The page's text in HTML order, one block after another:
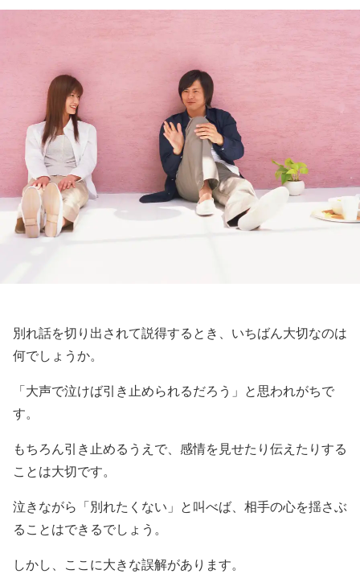
別れ話を切り出されて説得するとき、いちばん大切なのは
何でしょうか。
「大声で泣けば引き止められるだろう」と思われがちで
す。
もちろん引き止めるうえで、感情を見せたり伝えたりする
ことは大切です。
泣きながら「別れたくない」と叫べば、相手の心を揺さぶ
ることはできるでしょう。
しかし、ここに大きな誤解があります。